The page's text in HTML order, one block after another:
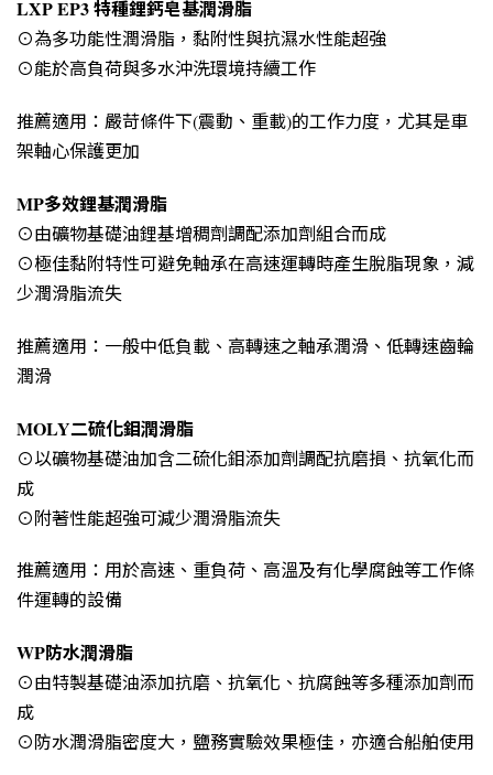
LXP EP3 特種鋰鈣皂基潤滑脂
⊙為多功能性潤滑脂，黏附性與抗濕水性能超強
⊙能於高負荷與多水沖洗環境持續工作
推薦適用：嚴苛條件下(震動、重載)的工作力度，尤其是車
架軸心保護更加
MP多效鋰基潤滑脂
⊙由礦物基礎油鋰基增稠劑調配添加劑組合而成
⊙極佳黏附特性可避免軸承在高速運轉時產生脫脂現象，減
少潤滑脂流失
推薦適用：一般中低負載、高轉速之軸承潤滑、低轉速齒輪
潤滑
MOLY二硫化鉬潤滑脂
⊙以礦物基礎油加含二硫化鉬添加劑調配抗磨損、抗氧化而
成
⊙附著性能超強可減少潤滑脂流失
推薦適用：用於高速、重負荷、高溫及有化學腐蝕等工作條
件運轉的設備
WP防水潤滑脂
⊙由特製基礎油添加抗磨、抗氧化、抗腐蝕等多種添加劑而
成
⊙防水潤滑脂密度大，鹽務實驗效果極佳，亦適合船舶使用